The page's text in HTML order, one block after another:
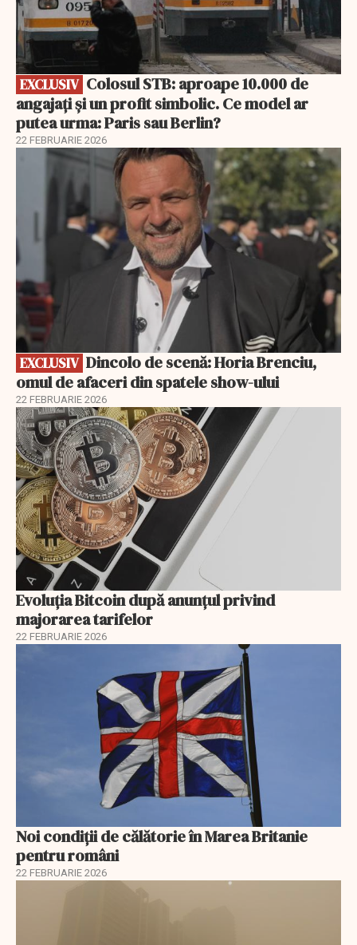
EXCLUSIV
angajați și un profit simbolic. Ce model ar
putea urma: Paris sau Berlin?
22 FEBRUARIE 2026
EXCLUSIV
EXCLUSIV
omul de afaceri din spatele show-ului
22 FEBRUARIE 2026
Evoluția Bitcoin după anunțul privind
majorarea tarifelor
22 FEBRUARIE 2026
Noi condiții de călătorie în Marea Britanie
pentru români
22 FEBRUARIE 2026